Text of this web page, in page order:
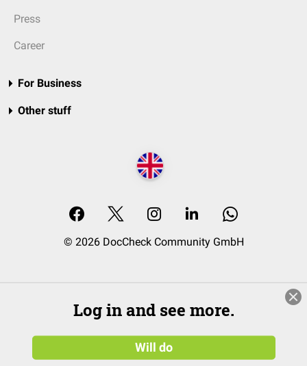
Press
Career
For Business
Other stuff
© 2026 DocCheck Community GmbH
Log in and see more.
Will do